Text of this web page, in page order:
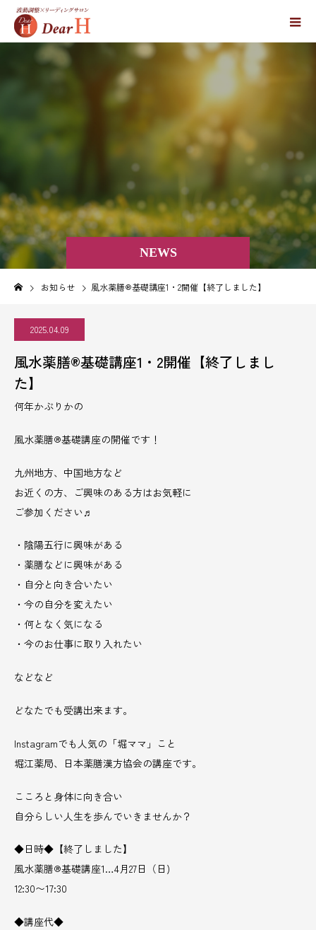
NEWS
お知らせ 風水薬膳®︎基礎講座1・2開催【終了しました】
2025.04.09
風水薬膳®︎基礎講座1・2開催【終了しまし
た】
何年かぶりかの
風水薬膳®︎基礎講座の開催です！
九州地方、中国地方など
お近くの方、ご興味のある方はお気軽に
ご参加ください♬
・陰陽五行に興味がある
・薬膳などに興味がある
・自分と向き合いたい
・今の自分を変えたい
・何となく気になる
・今のお仕事に取り入れたい
などなど
どなたでも受講出来ます。
Instagramでも人気の「堀ママ」こと
堀江薬局、日本薬膳漢方協会の講座です。
こころと身体に向き合い
自分らしい人生を歩んでいきませんか？
◆日時◆【終了しました】
風水薬膳®︎基礎講座1…4月27日（日)
12:30〜17:30
◆講座代◆